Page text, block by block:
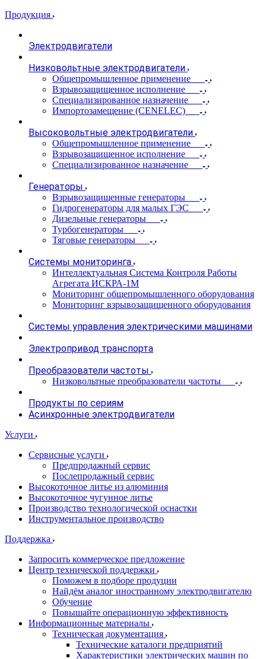
Продукция
Электродвигатели
Низковольтные электродвигатели
Общепромышленное применение
Взрывозащищенное исполнение
Специализированное назначение
Импортозамещение (CENELEC)
Высоковольтные электродвигатели
Общепромышленное применение
Взрывозащищенное исполнение
Специализированное назначение
Генераторы
Взрывозащищенные генераторы
Гидрогенераторы для малых ГЭС
Дизельные генераторы
Турбогенераторы
Тяговые генераторы
Системы мониторинга
Интеллектуальная Система Контроля Работы
Агрегата ИСКРА-1М
Мониторинг общепромышленного оборудования
Мониторинг взрывозащищенного оборудования
Системы управления электрическими машинами
Электропривод транспорта
Преобразователи частоты
Низковольтные преобразователи частоты
Продукты по сериям
Асинхронные электродвигатели
Услуги
Сервисные услуги
Предпродажный сервис
Послепродажный сервис
Высокоточное литье из алюминия
Высокоточное чугунное литье
Производство технологической оснастки
Инструментальное производство
Поддержка
Запросить коммерческое предложение
Центр технической поддержки
Поможем в подборе продуции
Найдём аналог иностранному электродвигателю
Обучение
Повышайте операционную эффективность
Информационные материалы
Техническая документация
Технические каталоги предприятий
Характеристики электрических машин по